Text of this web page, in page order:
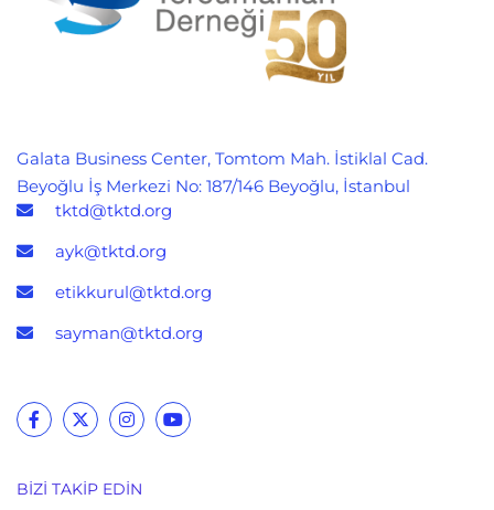
Galata Business Center, Tomtom Mah. İstiklal Cad.
Beyoğlu İş Merkezi No: 187/146 Beyoğlu, İstanbul
tktd@tktd.org
ayk@tktd.org
etikkurul@tktd.org
sayman@tktd.org
BIZI TAKIP EDIN